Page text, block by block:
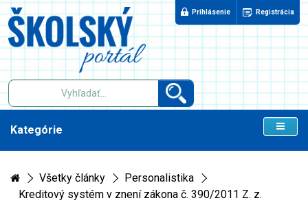
Prihlásenie Registrácia
Kategórie
Všetky články
Personalistika
Kreditový systém v znení zákona č. 390/2011 Z. z.